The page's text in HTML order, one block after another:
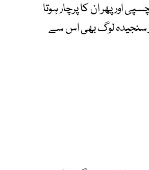
پھر ان کا پرچار ہوتا
سنجیدہ لوگ بھی اس سے